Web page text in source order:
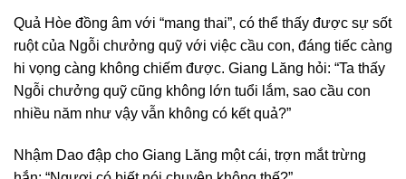
Quả Hòe đồng âm với “mang thai”, có thể thấy được sự sốt
ruột của Ngỗi chưởng quỹ với việc cầu con, đáng tiếc càng
hi vọng càng không chiếm được. Giang Lăng hỏi: “Ta thấy
Ngỗi chưởng quỹ cũng không lớn tuổi lắm, sao cầu con
nhiều năm như vậy vẫn không có kết quả?”
Nhậm Dao đập cho Giang Lăng một cái, trợn mắt trừng